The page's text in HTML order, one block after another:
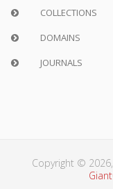
COLLECTIONS
DOMAINS
JOURNALS
Copyright ©